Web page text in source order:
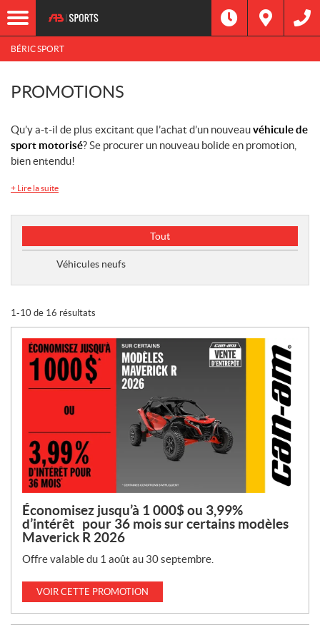
BÉRIC SPORT
PROMOTIONS
Qu’y a-t-il de plus excitant que l’achat d’un nouveauvéhicule de
sport motorisé? Se procurer un nouveau bolide en promotion,
bien entendu!
+ Lire la suite
y
e
e
p
r
o
o
o
n
:
Tout
Véhicules neufs
1-10 de 16 résultats
Économisez jusqu’à 1 000$ ou 3,99%
d’intérêt pour 36 mois sur certains modèles
Maverick R 2026
Offre valable du 1 août au 30 septembre.
VOIR CETTE PROMOTION